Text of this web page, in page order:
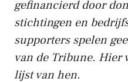
gefinancierd door
stichtingen en
supporters spelen
van de Tribune. Hier
lijst van hen.